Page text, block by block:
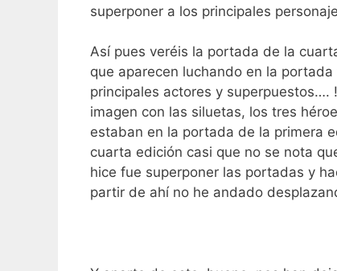
superponer a los principales
Así pues veréis la portada de la
que aparecen luchando en la
principales actores y superpuestos….
imagen con las siluetas, los tres
estaban en la portada de la primera
cuarta edición casi que no se nota
hice fue superponer las portadas y
partir de ahí no he andado